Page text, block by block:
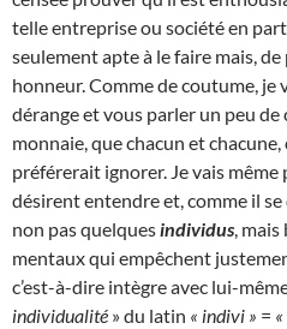
telle entreprise ou société en
seulement apte à le faire mais,
honneur. Comme de coutume, je
dérange et vous parler un peu de
monnaie, que chacun et chacune,
préférerait ignorer. Je vais même
désirent entendre et, comme il
non pas quelques individus ,
mentaux qui empêchent
c’est-à-dire intègre avec lui-
individualité » du latin « indivi » =